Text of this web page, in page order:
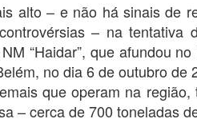
alto – e não há sinais de
– na tentativa
“Haidar”, que afundou
no dia 6 de outubro de
que operam na
– cerca de 700 toneladas